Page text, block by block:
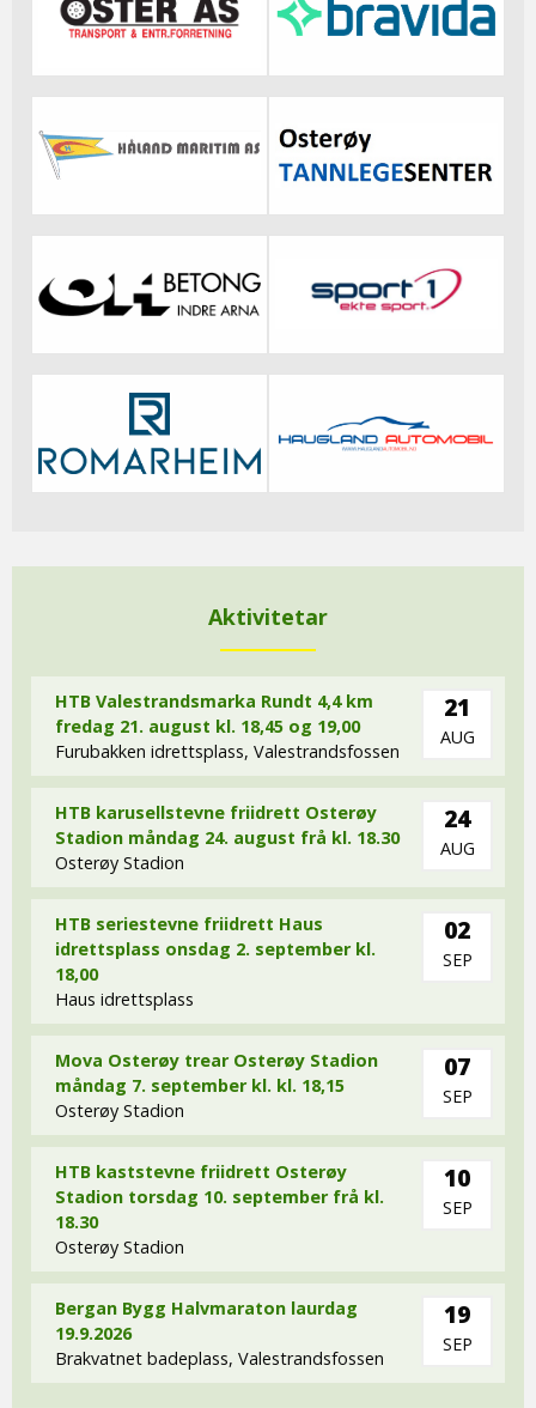
Aktivitetar
HTB Valestrandsmarka Rundt 4,4 km
fredag 21. august kl. 18,45 og 19,00
Furubakken idrettsplass, Valestrandsfossen
21
AUG
HTB karusellstevne friidrett Osterøy
Stadion måndag 24. august frå kl. 18.30
Osterøy Stadion
24
AUG
HTB seriestevne friidrett Haus
idrettsplass onsdag 2. september kl.
18,00
Haus idrettsplass
02
SEP
Mova Osterøy trear Osterøy Stadion
måndag 7. september kl. kl. 18,15
Osterøy Stadion
07
SEP
HTB kaststevne friidrett Osterøy
Stadion torsdag 10. september frå kl.
18.30
Osterøy Stadion
10
SEP
Bergan Bygg Halvmaraton laurdag
19.9.2026
Brakvatnet badeplass, Valestrandsfossen
19
SEP